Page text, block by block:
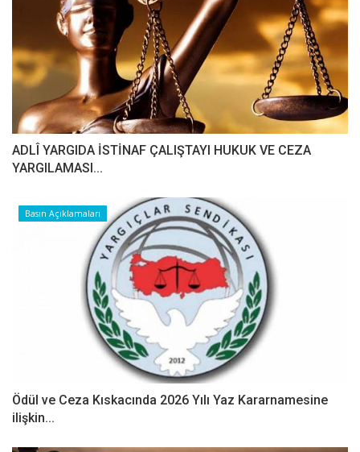
ADLÎ YARGIDA İSTİNAF ÇALIŞTAYI HUKUK VE CEZA
YARGILAMASI...
Basın Açıklamaları
Ödül ve Ceza Kıskacında 2026 Yılı Yaz Kararnamesine
ilişkin...